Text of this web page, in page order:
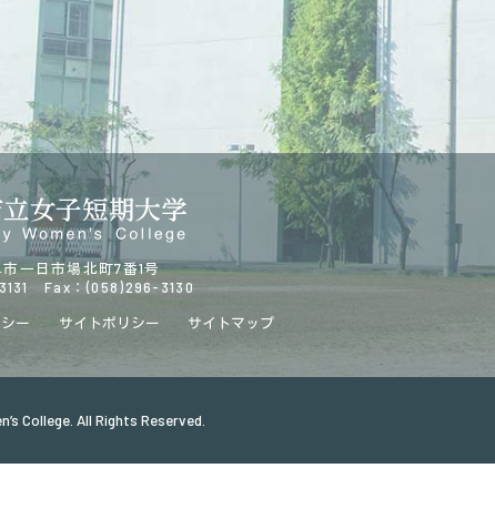
一日市場北町7番1号
Fax：(058)296-3130
ー
サイトポリシー サイトマップ
College. All Rights Reserved.